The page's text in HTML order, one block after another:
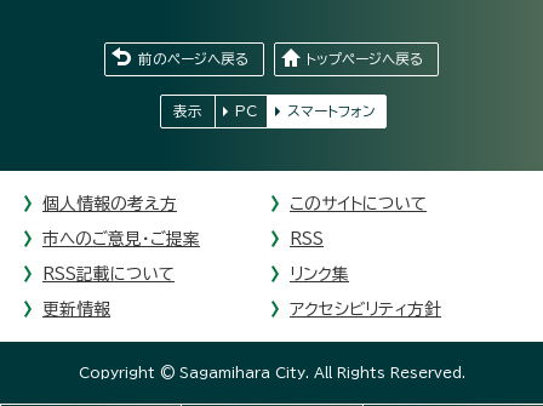
前のページへ戻る トップページへ戻る
表示 PC スマートフォン
個人情報の考え方 このサイトについて
市へのご意見・ご提案 RSS
RSS記載について リンク集
更新情報 アクセシビリティ方針
Copyright © Sagamihara City. All Rights Reserved.